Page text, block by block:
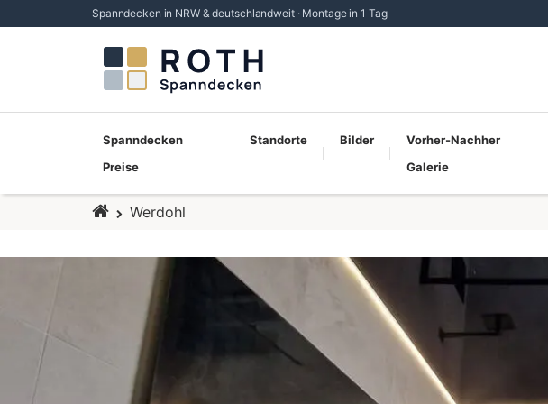
Spanndecken in NRW & deutschlandweit · Montage in 1 Tag
Spanndecken
Preise
Standorte Bilder
Vorher-Nachher
Galerie
Startseite
Werdohl